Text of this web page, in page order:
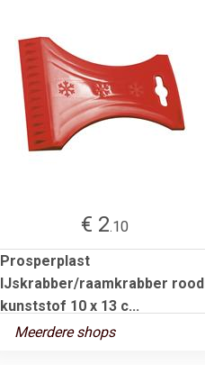
€ 2.10
Prosperplast
IJskrabber/raamkrabber rood
kunststof 10 x 13 c...
Meerdere shops